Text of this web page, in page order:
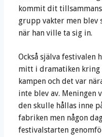
kommit dit
grupp vakter men blev
när han ville ta sig in.
Också själva festivalen
mitt i dramatiken kring
kampen och det var
inte blev av. Meningen
den skulle hållas inne
fabriken men någon
festivalstarten